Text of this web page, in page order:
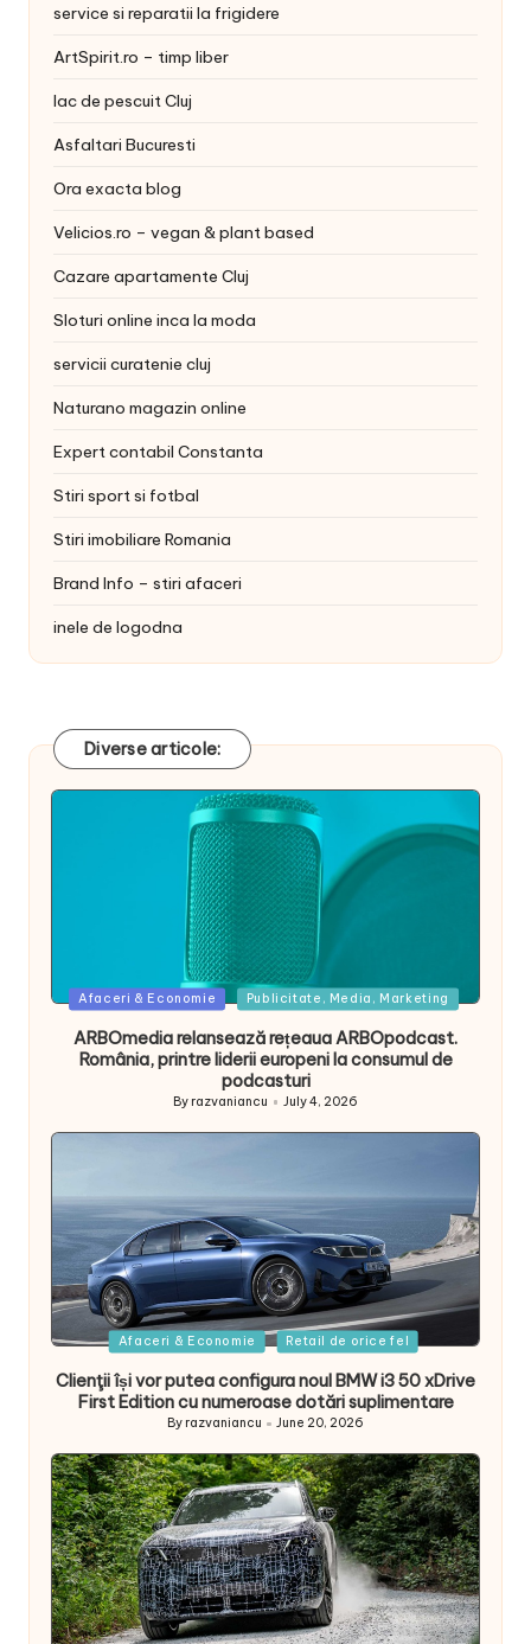
service si reparatii la frigidere
ArtSpirit.ro – timp liber
lac de pescuit Cluj
Asfaltari Bucuresti
Ora exacta blog
Velicios.ro – vegan & plant based
Cazare apartamente Cluj
Sloturi online inca la moda
servicii curatenie cluj
Naturano magazin online
Expert contabil Constanta
Stiri sport si fotbal
Stiri imobiliare Romania
Brand Info – stiri afaceri
inele de logodna
Diverse articole:
Posted
Afaceri & Economie Publicitate, Media, Marketing
ARBOmedia relansează rețeaua ARBOpodcast.
România, printre liderii europeni la consumul de
podcasturi
Posted
By razvaniancu July 4, 2026
Posted
Afaceri & Economie Retail de orice fel
Clienţii își vor putea configura noul BMW i3 50 xDrive
First Edition cu numeroase dotări suplimentare
Posted
By razvaniancu June 20, 2026